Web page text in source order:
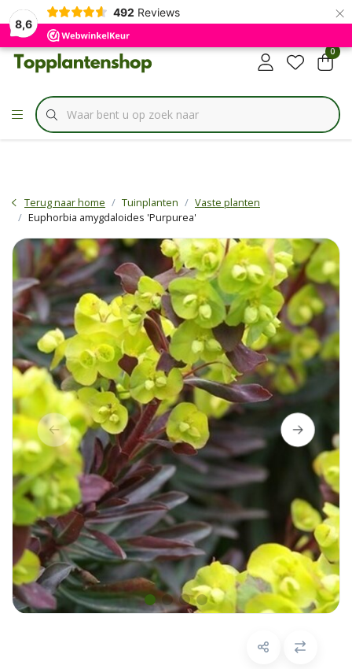
8,6
492 Reviews ×
✔Specialist inBorderbundels
0
Terug naar home Tuinplanten
Vaste planten
Euphorbia amygdaloides 'Purpurea'